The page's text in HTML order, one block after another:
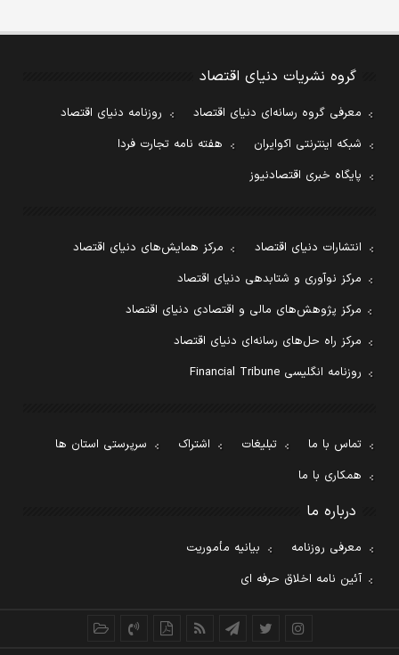
گروه نشریات دنیای اقتصاد
معرفی گروه رسانه‌ای دنیای اقتصاد
روزنامه دنیای اقتصاد
شبکه اینترنتی اکوایران
هفته نامه تجارت فردا
پایگاه خبری اقتصادنیوز
انتشارات دنیای اقتصاد
مرکز همایش‌های دنیای اقتصاد
مرکز نوآوری و شتابدهی دنیای اقتصاد
مرکز پژوهش‌های مالی و اقتصادی دنیای اقتصاد
مرکز راه حل‌های رسانه‌ای دنیای اقتصاد
روزنامه انگلیسی Financial Tribune
تماس با ما تبلیغات اشتراک
سرپرستی استان ها
همکاری با ما
درباره ما
معرفی روزنامه
بیانیه مأموریت
آئین نامه اخلاق حرفه ای